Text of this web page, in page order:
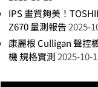
IPS 畫質夠美！
Z670 量測報告2025-
康麗根 Culligan 聲控
機 規格實測2025-10-